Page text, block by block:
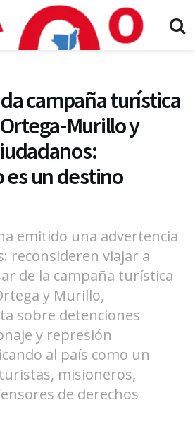
campaña turística
Murillo y
es un destino
emitido una advertencia
reconsideren viajar a
de la campaña turística
y Murillo,
sobre detenciones
y represión
al país como un
misioneros,
de derechos